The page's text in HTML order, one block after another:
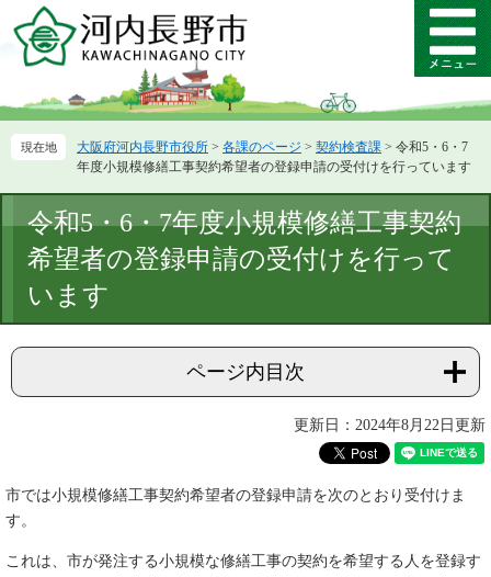
ー
先
ニ
を
て
メ
ニ
ー
大阪府河内長野市役所 > 各課のページ > 契約検査課 > 令和5・6・7
年度小規模修繕工事契約希望者の登録申請の受付けを行っています
文
令和5・6・7年度小規模修繕工事契約
希望者の登録申請の受付けを行って
います
ページ内目次
更新日：2024年8月22日更新
市では小規模修繕工事契約希望者の登録申請を次のとおり受付けま
す。
これは、市が発注する小規模な修繕工事の契約を希望する人を登録す